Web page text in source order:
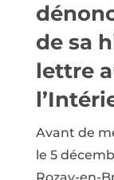
de sa
lettre
Avant de
le 5